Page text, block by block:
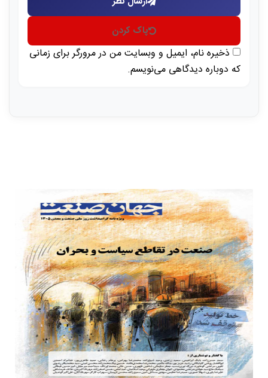
پاک کردن
ذخیره نام، ایمیل و وبسایت من در مرورگر برای زمانی
که دوباره دیدگاهی می‌نویسم.